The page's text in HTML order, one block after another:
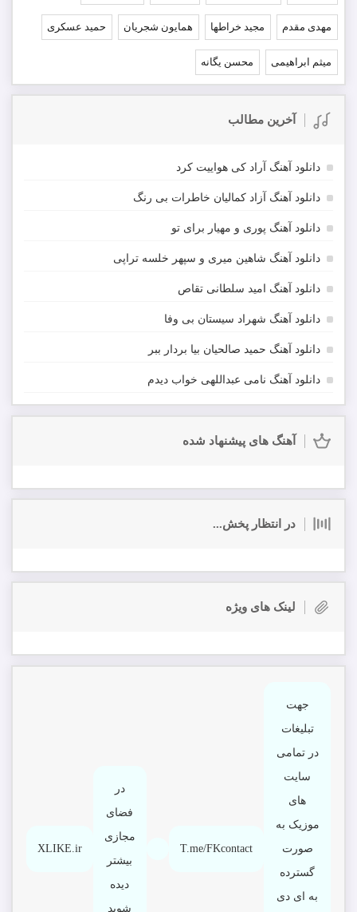
مهدی مقدم مجید خراطها همایون شجریان حمید عسکری
میثم ابراهیمی محسن یگانه
آخرین مطالب
دانلود آهنگ آراد کی هواییت کرد
دانلود آهنگ آزاد کمالیان خاطرات بی رنگ
دانلود آهنگ پوری و مهیار برای تو
دانلود آهنگ شاهین میری و سپهر خلسه تراپی
دانلود آهنگ امید سلطانی تقاص
دانلود آهنگ شهراد سیستان بی وفا
دانلود آهنگ حمید صالحیان بیا بردار ببر
دانلود آهنگ نامی عبداللهی خواب دیدم
آهنگ های پیشنهاد شده
در انتظار پخش...
لینک های ویژه
جهت
تبلیغات
در تمامی
سایت
های
موزیک به
صورت
گسترده
به ای دی
T.me/FKcontact
در
فضای
مجازی
بیشتر
دیده
شوید
XLIKE.ir